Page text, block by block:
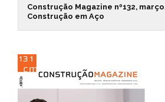
Construção Magazine nº132,
Construção em Aço